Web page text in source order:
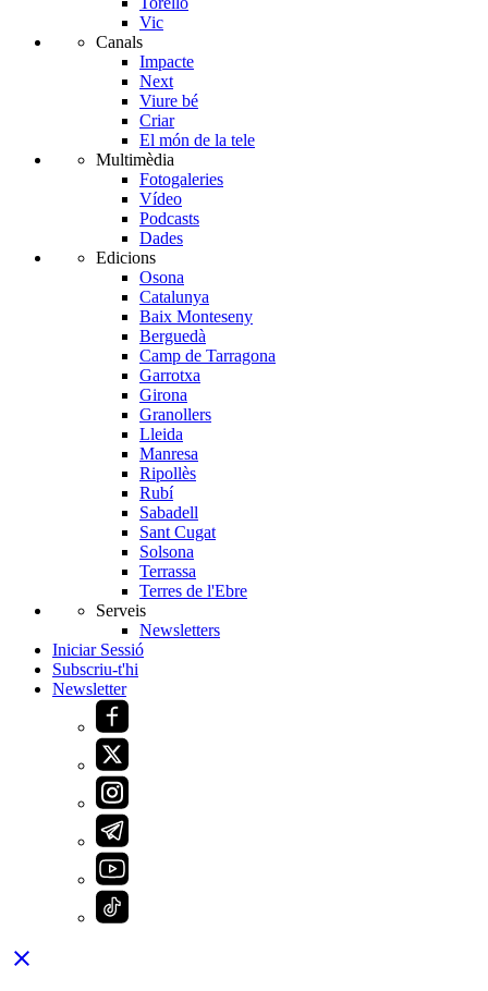
Vic
Canals
Impacte
Next
Viure bé
Criar
El món de la tele
Multimèdia
Fotogaleries
Vídeo
Podcasts
Dades
Edicions
Osona
Catalunya
Baix Monteseny
Berguedà
Camp de Tarragona
Garrotxa
Girona
Granollers
Lleida
Manresa
Ripollès
Rubí
Sabadell
Sant Cugat
Solsona
Terrassa
Terres de l'Ebre
Serveis
Newsletters
Iniciar Sessió
Subscriu-t'hi
Newsletter
close